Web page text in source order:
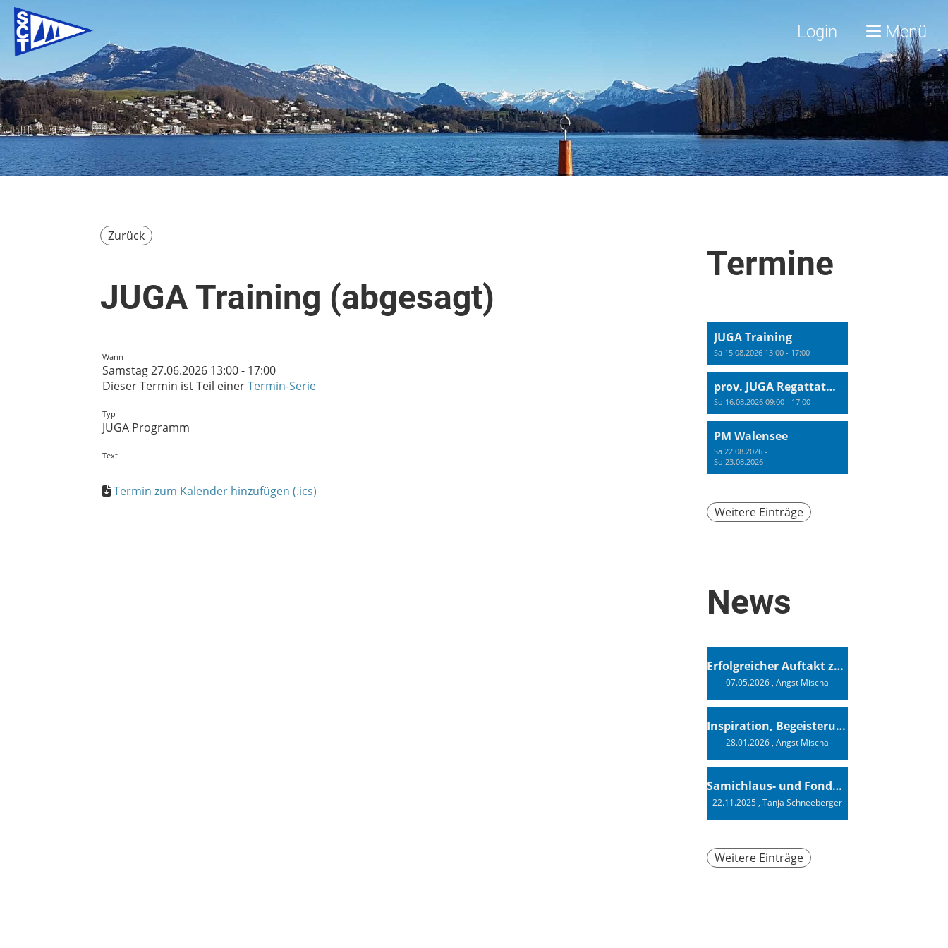
Login Menü
Zurück
JUGA Training (abgesagt)
Wann
Samstag 27.06.2026 13:00 - 17:00
Dieser Termin ist Teil einerTermin-Serie
Typ
JUGA Programm
Text
Termin zum Kalender hinzufügen (.ics)
Termine
JUGA Training
Sa 15.08.2026 13:00 - 17:00
prov. JUGA Regattatraining
So 16.08.2026 09:00 - 17:00
PM Walensee
Sa 22.08.2026 -
So 23.08.2026
Weitere Einträge
News
Erfolgreicher Auftakt zur Swiss Sailing Challenge League 2026
07.05.2026, Angst Mischa
Inspiration, Begeisterung - Ein Vortrag von Vendée-Globe-Finisher Oliver Heer
28.01.2026, Angst Mischa
Samichlaus- und Fonduabend
22.11.2025, Tanja Schneeberger
Weitere Einträge